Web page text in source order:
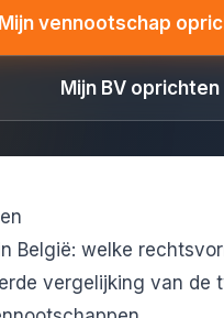
Mijn vennootschap
Mijn BV oprichten
België: welke
vergelijking van de